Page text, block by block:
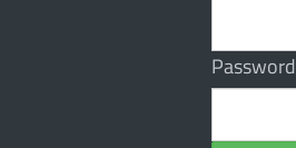
Password